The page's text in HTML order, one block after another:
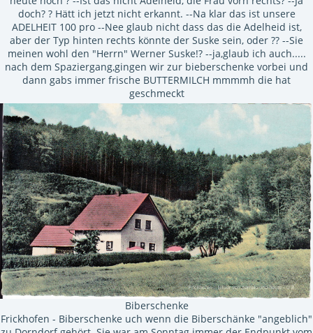
doch? ? Hätt ich jetzt nicht erkannt. --Na klar das ist unsere
ADELHEIT 100 pro --Nee glaub nicht dass das die Adelheid ist,
aber der Typ hinten rechts könnte der Suske sein, oder ?? --Sie
meinen wohl den "Herrn" Werner Suske!? --ja,glaub ich auch.....
nach dem Spaziergang,gingen wir zur bieberschenke vorbei und
dann gabs immer frische BUTTERMILCH mmmmh die hat
geschmeckt
Biberschenke
Frickhofen - Biberschenke uch wenn die Biberschänke "angeblich"